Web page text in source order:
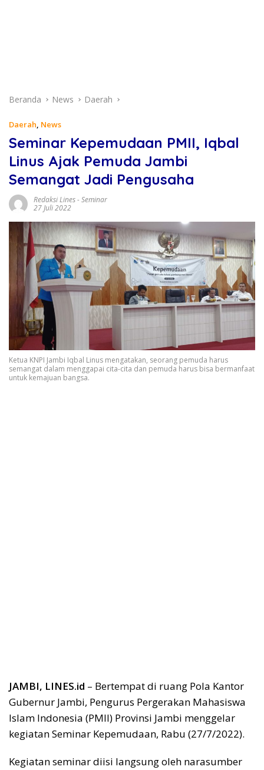
Beranda News Daerah
Daerah, News
Seminar Kepemudaan PMII, Iqbal
Linus Ajak Pemuda Jambi
Semangat Jadi Pengusaha
Redaksi Lines-Seminar
27 Juli 2022
Ketua KNPI Jambi Iqbal Linus mengatakan, seorang pemuda harus
semangat dalam menggapai cita-cita dan pemuda harus bisa bermanfaat
untuk kemajuan bangsa.
JAMBI, LINES.id – Bertempat di ruang Pola Kantor
Gubernur Jambi, Pengurus Pergerakan Mahasiswa
Islam Indonesia (PMII) Provinsi Jambi menggelar
kegiatan Seminar Kepemudaan, Rabu (27/7/2022).
Kegiatan seminar diisi langsung oleh narasumber